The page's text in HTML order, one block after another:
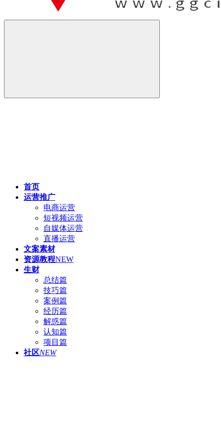
首页
运营推广
电商运营
短视频运营
自媒体运营
直播运营
文案素材
资源教程NEW
生财
总结篇
技巧篇
案例篇
经历篇
解惑篇
认知篇
项目篇
社区NEW